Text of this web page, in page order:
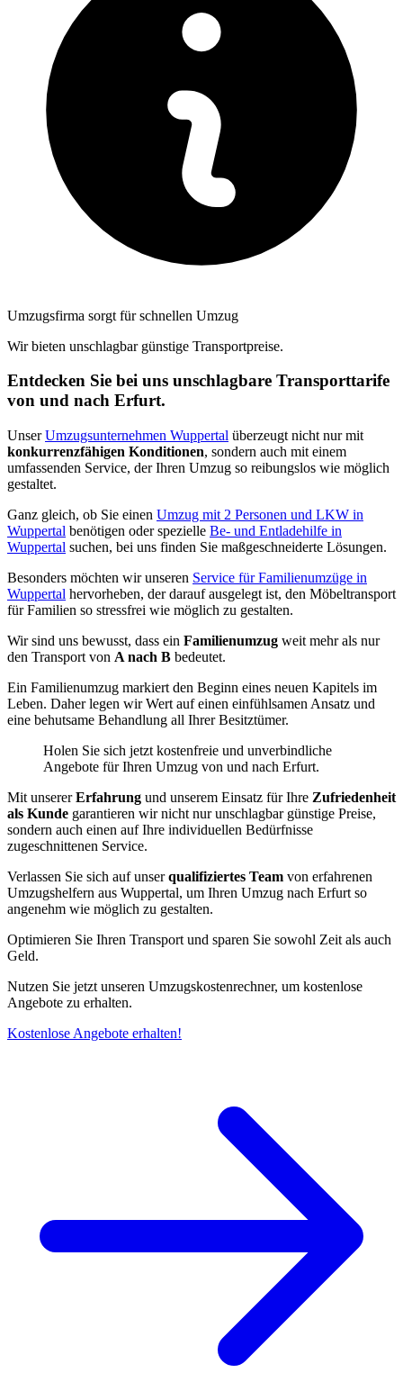
Umzugsfirma sorgt für schnellen Umzug
Wir bieten unschlagbar günstige Transportpreise.
Entdecken Sie bei uns unschlagbare Transporttarife
von und nach Erfurt.
UnserUmzugsunternehmen Wuppertal überzeugt nicht nur mit
konkurrenzfähigen Konditionen, sondern auch mit einem
umfassenden Service, der Ihren Umzug so reibungslos wie möglich
gestaltet.
Ganz gleich, ob Sie einen Umzug mit 2 Personen und LKW in
Wuppertal benötigen oder spezielle Be- und Entladehilfe in
Wuppertal suchen, bei uns finden Sie maßgeschneiderte Lösungen.
Besonders möchten wir unseren Service für Familienumzüge in
Wuppertal hervorheben, der darauf ausgelegt ist, den Möbeltransport
für Familien so stressfrei wie möglich zu gestalten.
Wir sind uns bewusst, dass ein Familienumzug weit mehr als nur
den Transport von A nach B bedeutet.
Ein Familienumzug markiert den Beginn eines neuen Kapitels im
Leben. Daher legen wir Wert auf einen einfühlsamen Ansatz und
eine behutsame Behandlung all Ihrer Besitztümer.
Holen Sie sich jetzt kostenfreie und unverbindliche
Angebote für Ihren Umzug von und nach Erfurt.
Mit unsererErfahrung und unserem Einsatz für Ihre Zufriedenheit
als Kunde garantieren wir nicht nur unschlagbar günstige Preise,
sondern auch einen auf Ihre individuellen Bedürfnisse
zugeschnittenen Service.
Verlassen Sie sich auf unserqualifiziertes Team von erfahrenen
Umzugshelfern aus Wuppertal, um Ihren Umzug nach Erfurt so
angenehm wie möglich zu gestalten.
Optimieren Sie Ihren Transport und sparen Sie sowohl Zeit als auch
Geld.
Nutzen Sie jetzt unseren Umzugskostenrechner, um kostenlose
Angebote zu erhalten.
Kostenlose Angebote erhalten!